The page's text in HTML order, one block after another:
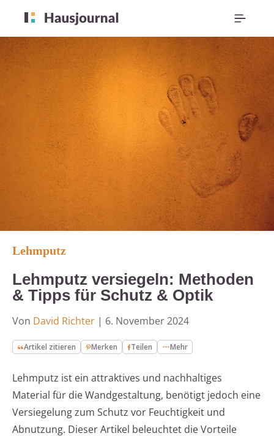
Lehmputz
Lehmputz versiegeln: Methoden
& Tipps für Schutz & Optik
Von David Richter | 6. November 2024
Artikel zitieren Merken Teilen Mehr
Lehmputz ist ein attraktives und nachhaltiges
Material für die Wandgestaltung, benötigt jedoch eine
Versiegelung zum Schutz vor Feuchtigkeit und
Abnutzung. Dieser Artikel beleuchtet die Vorteile